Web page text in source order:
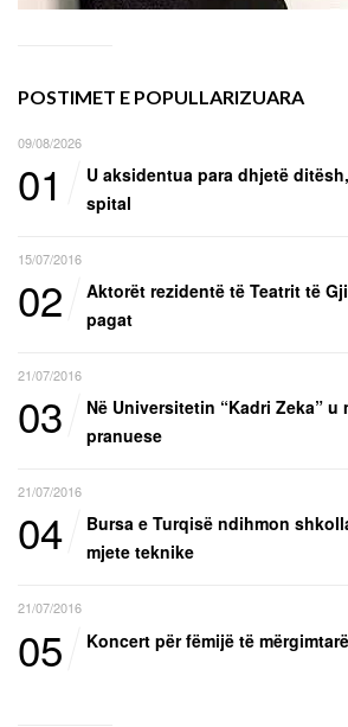
POSTIMET E POPULLARIZUARA
09/08/2026
01
U aksidentua para dhjetë
spital
15/07/2016
02
Aktorët rezidentë të Teatrit të
pagat
21/07/2016
03
Në Universitetin “Kadri Zeka”
pranuese
21/07/2016
04
Bursa e Turqisë ndihmon
mjete teknike
21/07/2016
05 Koncert për fëmijë të